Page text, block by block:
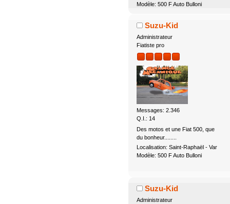
Modèle: 500 F Auto Bulloni
Suzu-Kid
Administrateur
Fiatiste pro
Messages: 2.346
Q.I.: 14
Des motos et une Fiat 500, que
du bonheur........
Localisation: Saint-Raphaël - Var
Modèle: 500 F Auto Bulloni
Suzu-Kid
Administrateur